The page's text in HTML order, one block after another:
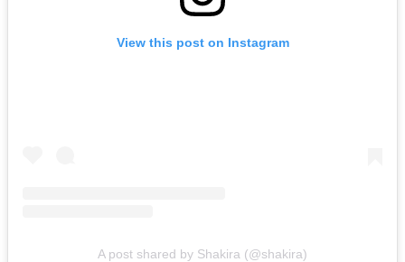
View this post on Instagram
A post shared by Shakira (@shakira)